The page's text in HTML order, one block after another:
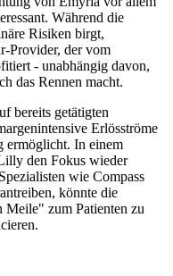
Während die
Risiken birgt,
Provider, der vom
- unabhängig davon,
das Rennen macht.
bereits getätigten
Erlösströme
ermöglicht. In einem
den Fokus wieder
wie Compass
könnte die
Meile" zum Patienten zu